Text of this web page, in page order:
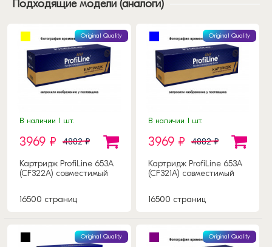
Подходящие модели (аналоги)
Original Quality
В наличии 1 шт.
3969 ₽ 4882 ₽
Картридж ProfiLine 653A
(CF322A) совместимый
16500 страниц
Original Quality
В наличии 1 шт.
3969 ₽ 4882 ₽
Картридж ProfiLine 653A
(CF321A) совместимый
16500 страниц
Original Quality Original Quality